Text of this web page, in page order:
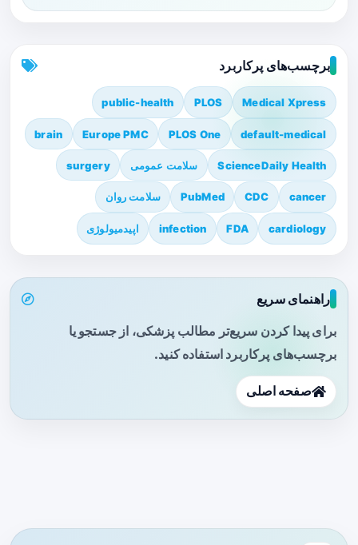
برچسب‌های پرکاربرد
Medical Xpress
PLOS
public-health
default-medical
PLOS One
Europe PMC
brain
ScienceDaily Health سلامت عمومی surgery
cancer
CDC
PubMed سلامت روان
cardiology
FDA
infection اپیدمیولوژی
راهنمای سریع
برای پیدا کردن سریع‌تر مطالب پزشکی، از جستجو یا
برچسب‌های پرکاربرد استفاده کنید.
صفحه اصلی